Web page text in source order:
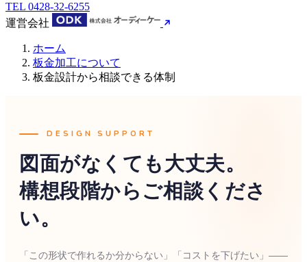
TEL 0428-32-6255
運営会社
ホーム
板金加工について
板金設計から相談できる体制
DESIGN SUPPORT
図面がなくても大丈夫。
構想段階からご相談くださ
い。
「この形状で作れるか分からない」「コストを下げたい」——